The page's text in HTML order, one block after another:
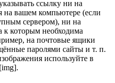
ссылку ни на
на вашем компьютере (если
сервером), ни на
к которым необходима
на почтовые ящики
паролями сайты и т. п.
используйте в